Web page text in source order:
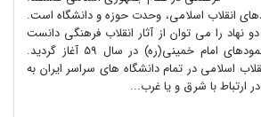
انقلاب اسلامی، وحدت حوزه و دانشگاه است.
را می توان از آثار انقلاب فرهنگی دانست
که با بهره گیری از رهنمودهای امام خمینی(ره) در سال 59 آغاز گردید.
اسلامی در تمام دانشگاه های سراسر ایران به
ارتباط با شرق و یا غرب...